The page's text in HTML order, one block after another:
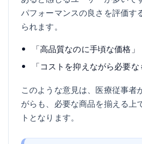
パフォーマンスの良さを評価す
られます。
「高品質なのに手頃な価格」
「コストを抑えながら必要な
このような意見は、医療従事者
がらも、必要な商品を揃える上
トとなります。